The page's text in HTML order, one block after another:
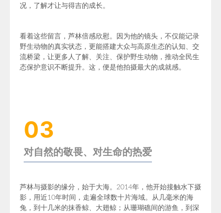
况，了解才让与得吉的成长。
看着这些留言，芦林倍感欣慰。因为他的镜头，不仅能记录
野生动物的真实状态，更能搭建大众与高原生态的认知、交
流桥梁，让更多人了解、关注、保护野生动物，推动全民生
态保护意识不断提升。这，便是他拍摄最大的成就感。
03
对自然的敬畏、对生命的热爱
芦林与摄影的缘分，始于大海。 2014年，他开始接触水下摄
影，用近10年时间，走遍全球数十片海域。 从几毫米的海
兔，到十几米的抹香鲸、大翅鲸；从珊瑚礁间的游鱼，到深